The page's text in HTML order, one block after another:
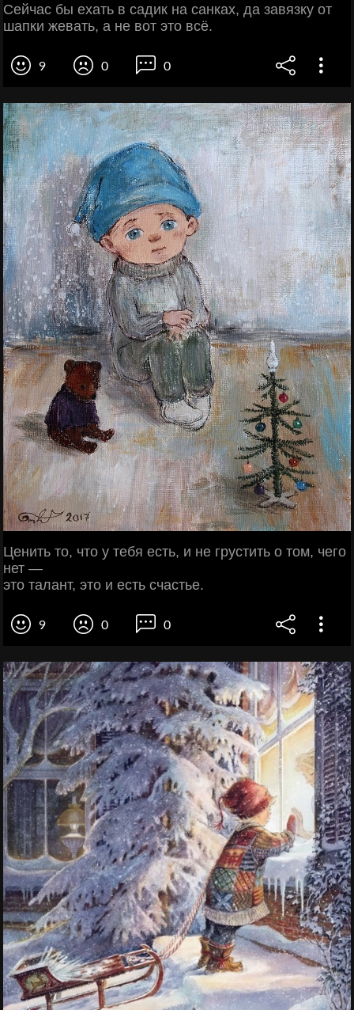
Сейчас бы ехать в садик на санках, да завязку от
шапки жевать, а не вот это всё.
9 0 0
Ценить то, что у тебя есть, и не грустить о том, чего
нет —
это талант, это и есть счастье.
9 0 0